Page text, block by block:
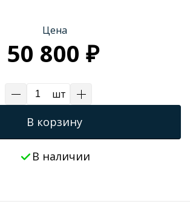
Цена
50 800 ₽
шт
В корзину
В наличии